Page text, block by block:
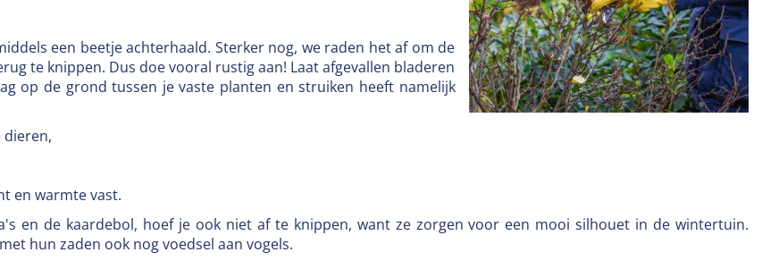
een beetje achterhaald. Sterker nog, we raden het af om de
te knippen. Dus doe vooral rustig aan! Laat afgevallen bladeren
op de grond tussen je vaste planten en struiken heeft namelijk
dieren,
en warmte vast.
en de kaardebol, hoef je ook niet af te knippen, want ze zorgen voor een mooi silhouet in de wintertuin.
hun zaden ook nog voedsel aan vogels.